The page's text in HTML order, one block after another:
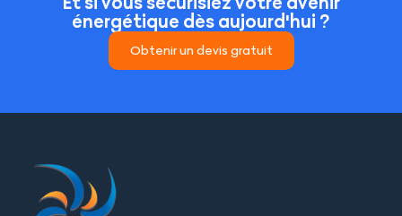
énergétique dès aujourd'hui ?
Obtenir un devis gratuit